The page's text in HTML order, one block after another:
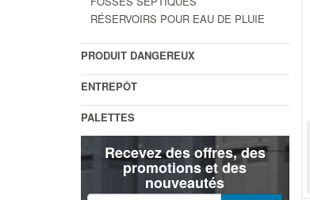
RÉSERVOIRS POUR EAU DE PLUIE
PRODUIT DANGEREUX
ENTREPÔT
PALETTES
Recevez des offres, des
promotions et des
nouveautés